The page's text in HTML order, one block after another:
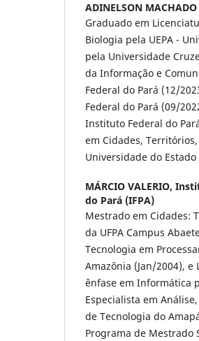
ADINELSON MACHADO
Graduado em
Biologia pela UEPA -
pela Universidade
da Informação e
Federal do Pará (12/
Federal do Pará (09/
Instituto Federal do
em Cidades,
Universidade do Estado
MÁRCIO VALERIO,
do Pará (IFPA)
Mestrado em Cidades:
da UFPA Campus
Tecnologia em
Amazônia (Jan/2004),
ênfase em Informática
Especialista em
de Tecnologia do
Programa de Mestrado